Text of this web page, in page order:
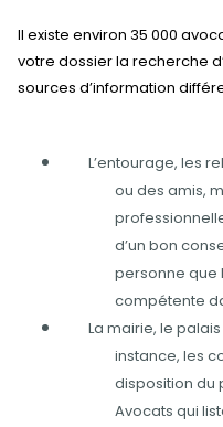
Il existe environ 35 000
votre dossier la recherche
sources d’information
L’entourage, les
ou des amis,
d’un bon
personne que
compétente
La mairie, le
instance, les
disposition du
Avocats qui